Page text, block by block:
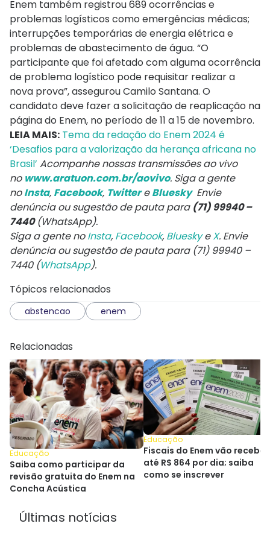
Enem também registrou 689 ocorrências e
problemas logísticos como emergências médicas;
interrupções temporárias de energia elétrica e
problemas de abastecimento de água. “O
participante que foi afetado com alguma ocorrência
de problema logístico pode requisitar realizar a
nova prova”, assegurou Camilo Santana. O
candidato deve fazer a solicitação de reaplicação na
página do Enem, no período de 11 a 15 de novembro.
LEIA MAIS: Tema da redação do Enem 2024 é
‘Desafios para a valorização da herança africana no
Brasil’ Acompanhe nossas transmissões ao vivo
no www.aratuon.com.br/aovivo. Siga a gente
noInsta, Facebook, TwittereBlueskyEnvie
denúncia ou sugestão de pauta para (71) 99940 –
7440(WhatsApp).
Siga a gente noInsta, Facebook, BlueskyeX. Envie
denúncia ou sugestão de pauta para (71) 99940 –
7440 (WhatsApp).
Tópicos relacionados
abstencao enem
Relacionadas
Educação
Saiba como participar da
revisão gratuita do Enem na
Concha Acústica
Educação
Fiscais do Enem vão receber
até R$ 864 por dia; saiba
como se inscrever
Últimas notícias